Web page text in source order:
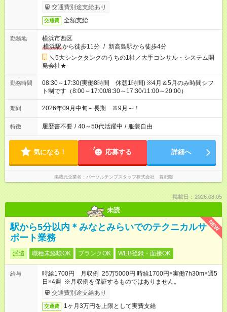
交通費別途支給あり
交通費 全額支給
勤務地
横浜市西区
横浜駅から徒歩11分 / 新高島駅から徒歩4分
＼5大シンクタンクのうちの1社／大手コンサル・システム開
発会社★
勤務時間
08:30～17:30(実働8時間 休憩1時間) ※4月＆5月のみ時間シフ
ト制です（8:00～17:00/8:30～17:30/11:00～20:00）
期間 2026年09月中旬～長期 ※9月～！
特徴 履歴書不要 / 40～50代活躍中 / 服装自由
気になる！ 応募する 詳細へ
掲載元企業名 パーソルテンプスタッフ株式会社 首都圏
掲載日：2026.08.05
未読
NEW
駅から5分以内＊みなとみらいでのテクニカルサ
ポート業務
派遣 職種未経験OK ブランクOK WEB登録・面接OK
給与
時給1700円 月収例 25万5000円 時給1700円×実働7h30m×週5
日×4週 ※月収例を保証するものではありません。
交通費別途支給あり
交通費 1ヶ月3万円を上限として実費支給